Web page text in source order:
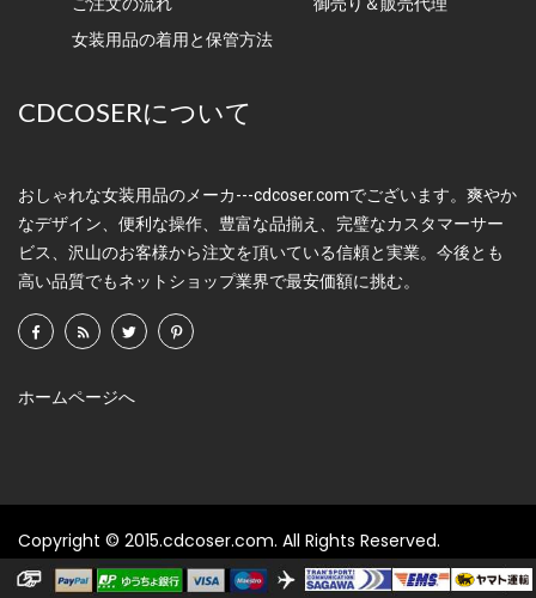
女装用品の着用と保管方法
CDCOSERについて
おしゃれな女装用品のメーカ---cdcoser.comでございます。爽やか
なデザイン、便利な操作、豊富な品揃え、完璧なカスタマーサー
ビス、沢山のお客様から注文を頂いている信頼と実業。今後とも
高い品質でもネットショップ業界で最安価額に挑む。
ホームページへ
Copyright © 2015.cdcoser.com. All Rights Reserved.